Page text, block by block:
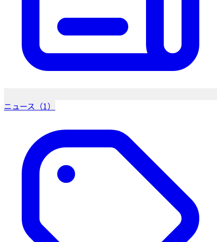
ニュース（1）